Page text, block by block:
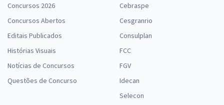
Concursos 2026
Concursos Abertos
Editais Publicados
Histórias Visuais
Notícias de Concursos
Questões de Concurso
Cebraspe
Cesgranrio
Consulplan
FCC
FGV
Idecan
Selecon